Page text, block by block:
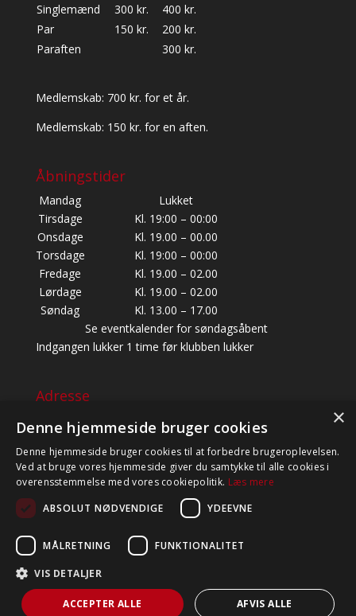
Singlemænd
300 kr.
400 kr.
Par
150 kr.
200 kr.
Paraften
300 kr.
Medlemskab: 700 kr. for et år.
Medlemskab: 150 kr. for en aften.
Åbningstider
Mandag
Lukket
Tirsdage
Kl. 19:00 – 00:00
Onsdage
Kl. 19.00 – 00.00
Torsdage
Kl. 19:00 – 00:00
Fredage
Kl. 19.00 – 02.00
Lørdage
Kl. 19.00 – 02.00
Søndag
Kl. 13.00 – 17.00
Se eventkalender for søndagsåbent
Indgangen lukker 1 time før klubben lukker
Adresse
BALDERSBÆKVEJ 22, 1. SAL,
2635 ISHØJ
CVR: 39454947
TELEFON: +45 60 81 82 83 (BESVARES KUN I
×
Denne hjemmeside bruger cookies
Denne hjemmeside bruger cookies til at forbedre brugeroplevelsen.
Ved at bruge vores hjemmeside giver du samtykke til alle cookies i
overensstemmelse med vores cookiepolitik. Læs mere
ABSOLUT NØDVENDIGE
YDEEVNE
MÅLRETNING FUNKTIONALITET
VIS DETALJER
ACCEPTER ALLE AFVIS ALLE